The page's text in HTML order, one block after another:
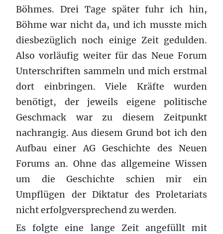
Böhmes. Drei Tage später fuhr ich hin,
Böhme war nicht da, und ich musste mich
diesbezüglich noch einige Zeit gedulden.
Also vorläufig weiter für das Neue Forum
Unterschriften sammeln und mich erstmal
dort einbringen. Viele Kräfte wurden
benötigt, der jeweils eigene politische
Geschmack war zu diesem Zeitpunkt
nachrangig. Aus diesem Grund bot ich den
Aufbau einer AG Geschichte des Neuen
Forums an. Ohne das allgemeine Wissen
um die Geschichte schien mir ein
Umpflügen der Diktatur des Proletariats
nicht erfolgversprechend zu werden.
Es folgte eine lange Zeit angefüllt mit